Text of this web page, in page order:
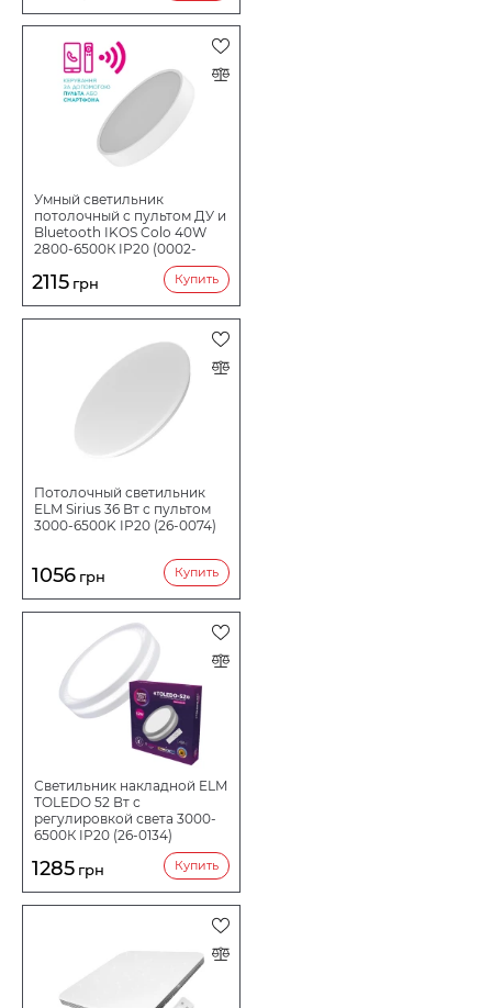
Умный светильник
потолочный c пультом ДУ и
Bluetooth IKOS Colo 40W
2800-6500К IP20 (0002-
2115 грн Купить
Потолочный светильник
ELM Sirius 36 Вт с пультом
3000-6500K IP20 (26-0074)
1056 грн Купить
Светильник накладной ELM
TOLEDO 52 Вт с
регулировкой света 3000-
6500К IP20 (26-0134)
1285 грн Купить